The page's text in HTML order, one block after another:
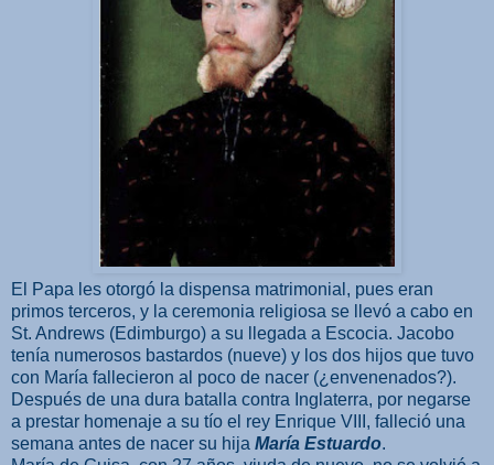
El Papa les otorgó la dispensa matrimonial, pues eran
primos terceros, y la ceremonia religiosa se llevó a cabo en
St. Andrews (Edimburgo) a su llegada a Escocia. Jacobo
tenía numerosos bastardos (nueve) y los dos hijos que tuvo
con María fallecieron al poco de nacer (¿envenenados?).
Después de una dura batalla contra Inglaterra, por negarse
a prestar homenaje a su tío el rey Enrique VIII, falleció una
semana antes de nacer su hija María Estuardo.